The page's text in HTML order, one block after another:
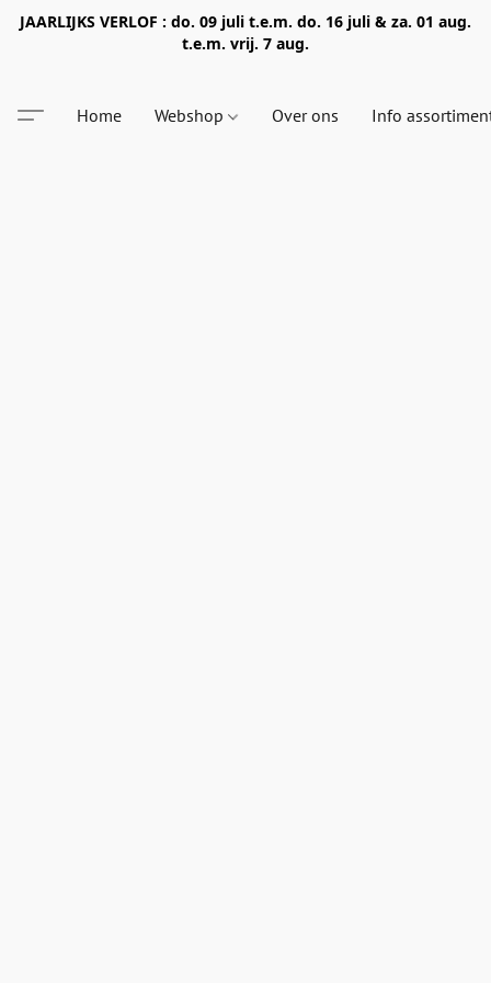
JAARLIJKS VERLOF : do. 09 juli t.e.m. do. 16 juli & za. 01 aug.
t.e.m. vrij. 7 aug.
Home Webshop Over ons Info